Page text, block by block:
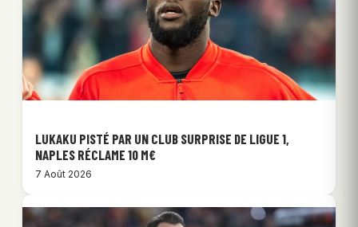
LUKAKU PISTÉ PAR UN CLUB SURPRISE DE LIGUE 1,
NAPLES RÉCLAME 10 M€
7 Août 2026